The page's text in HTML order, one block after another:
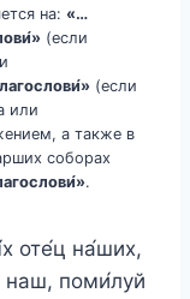
на: «…
(если
(если
или
а также в
соборах
.
оте́ц на́ших,
наш, поми́луй